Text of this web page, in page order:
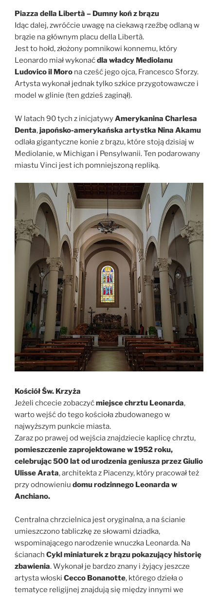
Piazza della Libertà – Dumny koń z brązu
Idąc dalej, zwróćcie uwagę na ciekawą rzeźbę odlaną w
brązie na głównym placu della Libertà.
Jest to hołd, złożony pomnikowi konnemu, który
Leonardo miał wykonaćdla władcy Mediolanu
Ludovico il Moro na cześć jego ojca, Francesco Sforzy.
Artysta wykonał jednak tylko szkice przygotowawcze i
model w glinie (ten gdzieś zaginął).
W latach 90 tych z inicjatywyAmerykanina Charlesa
Denta,japońsko-amerykańska artystka Nina Akamu
odlała gigantyczne konie z brązu, które stoją dzisiaj w
Mediolanie, w Michigan i Pensylwanii. Ten podarowany
miastu Vinci jest ich pomniejszoną repliką.
Kościół Św. Krzyża
Jeżeli chcecie zobaczyćmiejsce chrztu Leonarda,
warto wejść do tego kościoła zbudowanego w
najwyższym punkcie miasta.
Zaraz po prawej od wejścia znajdziecie kaplicę chrztu,
pomieszczenie zaprojektowane w 1952 roku,
celebrując 500 lat od urodzenia geniusza przez Giulio
Ulisse Arata, architekta z Piacenzy, który pracował też
przy odnowieniu domu rodzinnego Leonarda w
Anchiano.
Centralna chrzcielnica jest oryginalna, a na ścianie
umieszczono tabliczkę ze słowami dziadka,
wspominającego narodzenie wnuczka Leonarda. Na
ścianach Cykl miniaturek z brązu pokazujący historię
zbawienia. Wykonał je bardzo znany i żyjący jeszcze
artysta włoski Cecco Bonanotte, którego dzieła o
tematyce religijnej znajdują się między innymi we